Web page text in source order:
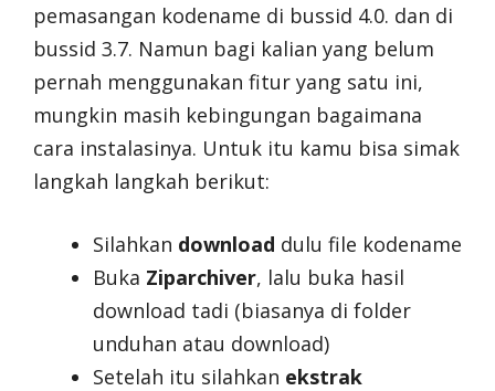
pemasangan kodename di bussid 4.0. dan di
bussid 3.7. Namun bagi kalian yang belum
pernah menggunakan fitur yang satu ini,
mungkin masih kebingungan bagaimana
cara instalasinya. Untuk itu kamu bisa simak
langkah langkah berikut:
Silahkan download dulu file kodename
Buka Ziparchiver, lalu buka hasil
download tadi (biasanya di folder
unduhan atau download)
Setelah itu silahkan ekstrak